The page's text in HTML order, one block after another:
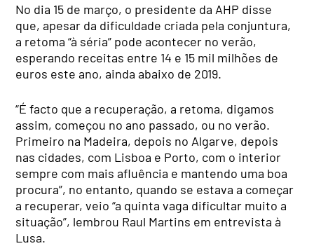
No dia 15 de março, o presidente da AHP disse
que, apesar da dificuldade criada pela conjuntura,
a retoma “à séria” pode acontecer no verão,
esperando receitas entre 14 e 15 mil milhões de
euros este ano, ainda abaixo de 2019.
“É facto que a recuperação, a retoma, digamos
assim, começou no ano passado, ou no verão.
Primeiro na Madeira, depois no Algarve, depois
nas cidades, com Lisboa e Porto, com o interior
sempre com mais afluência e mantendo uma boa
procura”, no entanto, quando se estava a começar
a recuperar, veio “a quinta vaga dificultar muito a
situação”, lembrou Raul Martins em entrevista à
Lusa.